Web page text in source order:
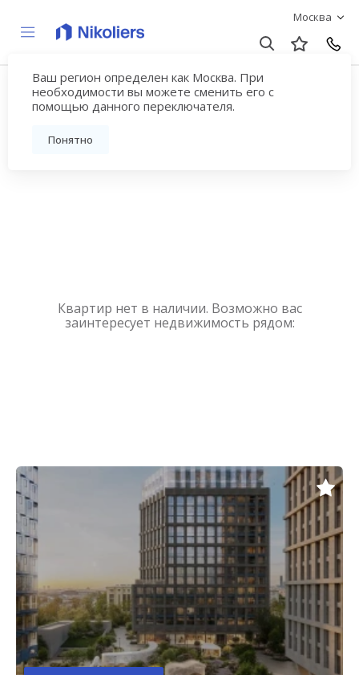
Москва
Ваш регион определен как Москва. При
необходимости вы можете сменить его с
помощью данного переключателя.
Понятно
Купить квартиру
новостройку у метро
Квартир нет в наличии. Возможно вас
заинтересует недвижимость рядом: